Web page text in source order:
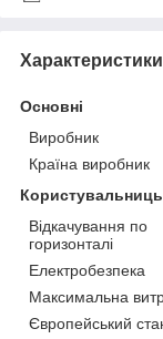
Характеристики
Основні
Виробник
Країна виробник
Відкачування по
горизонталі
Електробезпека
Максимальна
Європейський